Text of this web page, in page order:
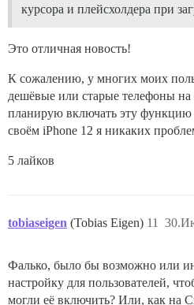
курсора и плейсхолдера при
Это отличная новость!
К сожалению, у многих моих
дешёвые или старые телефоны
планирую включать эту
своём iPhone 12 я никаких
5 лайков
tobiaseigen (Tobias Eigen) 11
Фалько, было бы возможно или
настройку для пользователей,
могли её включить? Или, как на